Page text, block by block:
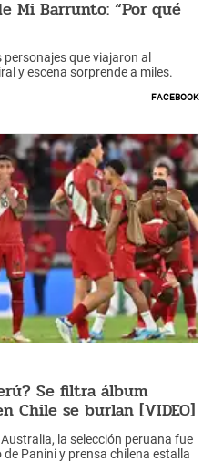
Mi Barrunto: “Por qué
personajes que viajaron al
y escena sorprende a miles.
Facebook
Se filtra álbum
Chile se burlan [VIDEO]
la selección peruana fue
Panini y prensa chilena estalla